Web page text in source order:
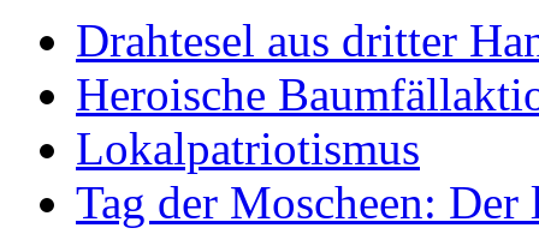
Drahtesel aus dritter
Heroische
Lokalpatriotismus
Tag der Moscheen: Der